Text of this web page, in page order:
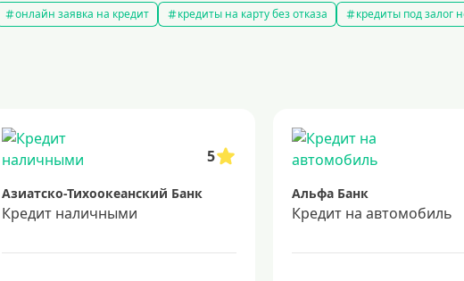
онлайн заявка на кредит кредиты на карту без отказа
кредиты под залог
5
Азиатско-Тихоокеанский Банк
Кредит наличными
Альфа Банк
Кредит на автомобиль